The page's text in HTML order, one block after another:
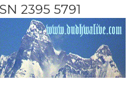
2395 5791